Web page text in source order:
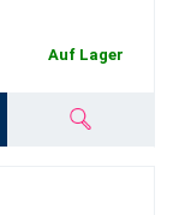
Auf Lager